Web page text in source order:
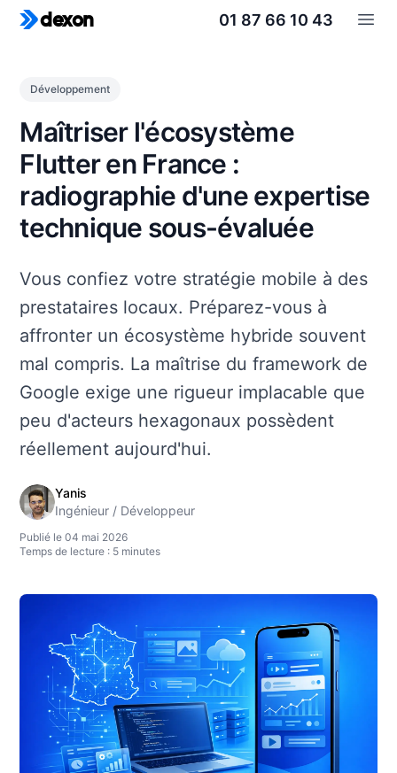
dexon 01 87 66 10 43
Développement
Maîtriser l'écosystème
Flutter en France :
radiographie d'une expertise
technique sous-évaluée
Vous confiez votre stratégie mobile à des
prestataires locaux. Préparez-vous à
affronter un écosystème hybride souvent
mal compris. La maîtrise du framework de
Google exige une rigueur implacable que
peu d'acteurs hexagonaux possèdent
réellement aujourd'hui.
Yanis
Ingénieur / Développeur
Publié le 04 mai 2026
Temps de lecture : 5 minutes